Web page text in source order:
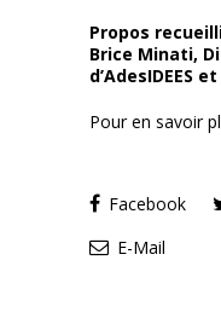
Propos
Brice Minati,
d’AdesIDEES
Pour en savoir
Facebook
E-Mail